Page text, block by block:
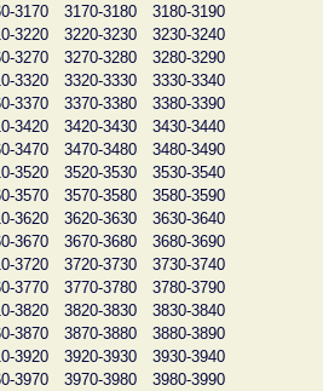
3170 3170-3180
3180-3190
3220 3220-3230
3230-3240
3270 3270-3280
3280-3290
3320 3320-3330
3330-3340
3370 3370-3380
3380-3390
3420 3420-3430
3430-3440
3470 3470-3480
3480-3490
3520 3520-3530
3530-3540
3570 3570-3580
3580-3590
3620 3620-3630
3630-3640
3670 3670-3680
3680-3690
3720 3720-3730
3730-3740
3770 3770-3780
3780-3790
3820 3820-3830
3830-3840
3870 3870-3880
3880-3890
3920 3920-3930
3930-3940
3970 3970-3980
3980-3990